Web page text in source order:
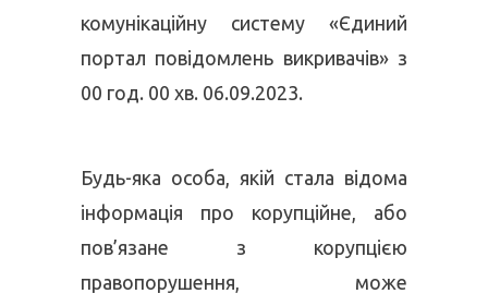
комунікаційну систему «Єдиний
портал повідомлень викривачів» з
00 год. 00 хв. 06.09.2023.
Будь-яка особа, якій стала відома
інформація про корупційне, або
пов’язане з корупцією
правопорушення, може